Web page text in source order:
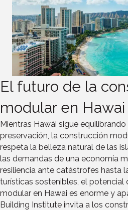
El futuro de la
modular en Hawai
Mientras Hawái sigue
preservación, la construcción
respeta la belleza natural de las
las demandas de una economía
resiliencia ante catástrofes hasta
turísticas sostenibles, el potencial
modular en Hawai es enorme y
Building Institute invita a los